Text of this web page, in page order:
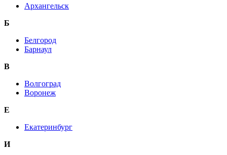
Архангельск
Б
Белгород
Барнаул
В
Волгоград
Воронеж
E
Екатеринбург
И